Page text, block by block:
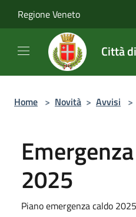
Regione Veneto
Città
Home > Novità > Avvisi >
2025
Piano emergenza caldo 2025